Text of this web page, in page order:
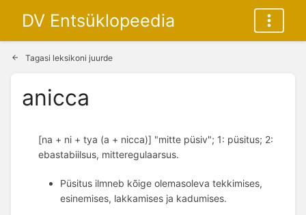
DV Entsüklopeedia
Tagasi leksikoni juurde
anicca
[na + ni + tya (a + nicca)] "mitte püsiv"; 1: püsitus; 2:
ebastabiilsus, mitteregulaarsus.
Püsitus ilmneb kõige olemasoleva tekkimises,
esinemises, lakkamises ja kadumises.